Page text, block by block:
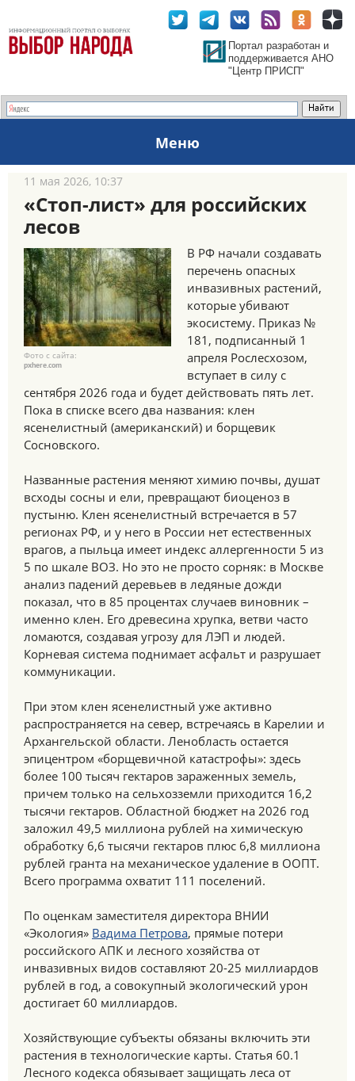
Портал разработан и
поддерживается АНО
"Центр ПРИСП"
Меню
11 мая 2026, 10:37
«Стоп-лист» для российских
лесов
Фото с сайта:
pxhere.com
В РФ начали создавать
перечень опасных
инвазивных растений,
которые убивают
экосистему. Приказ №
181, подписанный 1
апреля Рослесхозом,
вступает в силу с
сентября 2026 года и будет действовать пять лет.
Пока в списке всего два названия: клен
ясенелистный (американский) и борщевик
Сосновского.
Названные растения меняют химию почвы, душат
всходы сосны и ели, превращают биоценоз в
пустыню. Клен ясенелистный встречается в 57
регионах РФ, и у него в России нет естественных
врагов, а пыльца имеет индекс аллергенности 5 из
5 по шкале ВОЗ. Но это не просто сорняк: в Москве
анализ падений деревьев в ледяные дожди
показал, что в 85 процентах случаев виновник –
именно клен. Его древесина хрупка, ветви часто
ломаются, создавая угрозу для ЛЭП и людей.
Корневая система поднимает асфальт и разрушает
коммуникации.
При этом клен ясенелистный уже активно
распространяется на север, встречаясь в Карелии и
Архангельской области. Ленобласть остается
эпицентром «борщевичной катастрофы»: здесь
более 100 тысяч гектаров зараженных земель,
причем только на сельхозземли приходится 16,2
тысячи гектаров. Областной бюджет на 2026 год
заложил 49,5 миллиона рублей на химическую
обработку 6,6 тысячи гектаров плюс 6,8 миллиона
рублей гранта на механическое удаление в ООПТ.
Всего программа охватит 111 поселений.
По оценкам заместителя директора ВНИИ
«Экология» Вадима Петрова, прямые потери
российского АПК и лесного хозяйства от
инвазивных видов составляют 20-25 миллиардов
рублей в год, а совокупный экологический урон
достигает 60 миллиардов.
Хозяйствующие субъекты обязаны включить эти
растения в технологические карты. Статья 60.1
Лесного кодекса обязывает защищать леса от